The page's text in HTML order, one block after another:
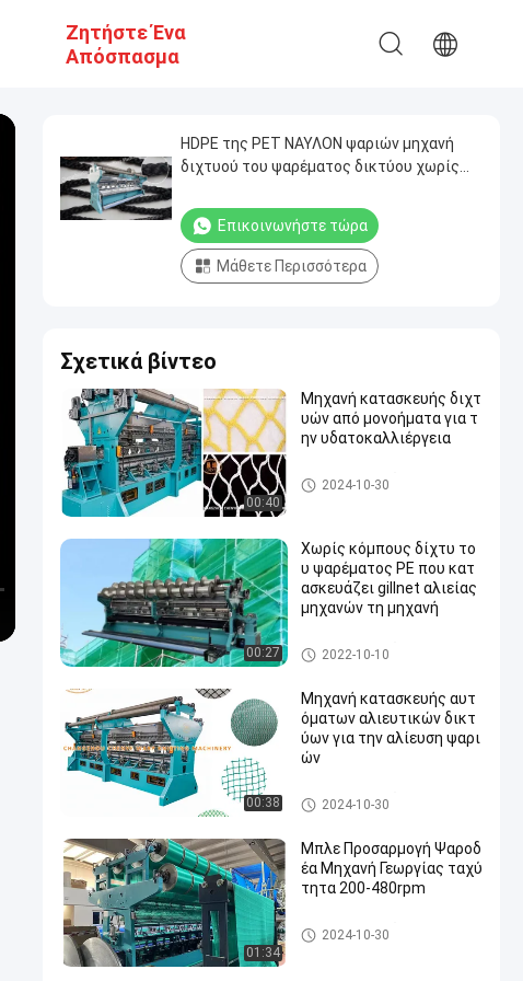
Ζητήστε Ένα
Απόσπασμα
HDPE της PET ΝΑΥΛΟΝ ψαριών μηχανή
διχτυού του ψαρέματος δικτύου χωρίς
Επικοινωνήστε τώρα
Μάθετε Περισσότερα
Σχετικά βίντεο
00:40
Μηχανή κατασκευής διχτ
υών από μονοήματα για τ
ην υδατοκαλλιέργεια
Δίχτυ του ψαρέματος που κα
τασκευάζει τη μηχανή
2024-10-30
00:27
Χωρίς κόμπους δίχτυ το
υ ψαρέματος PE που κατ
ασκευάζει gillnet αλιείας
μηχανών τη μηχανή
Δίχτυ του ψαρέματος που κα
τασκευάζει τη μηχανή
2022-10-10
00:38
Μηχανή κατασκευής αυτ
όματων αλιευτικών δικτ
ύων για την αλίευση ψαρι
ών
Δίχτυ του ψαρέματος που κα
τασκευάζει τη μηχανή
2024-10-30
01:34
Μπλε Προσαρμογή Ψαροδ
έα Μηχανή Γεωργίας ταχύ
τητα 200-480rpm
Δίχτυ του ψαρέματος που κα
τασκευάζει τη μηχανή
2024-10-30